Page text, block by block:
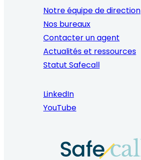
Notre équipe de direction
Nos bureaux
Contacter un agent
Actualités et ressources
Statut Safecall
LinkedIn
YouTube